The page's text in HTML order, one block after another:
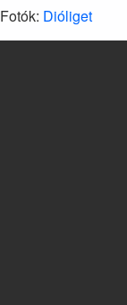
Fotók: Dióliget